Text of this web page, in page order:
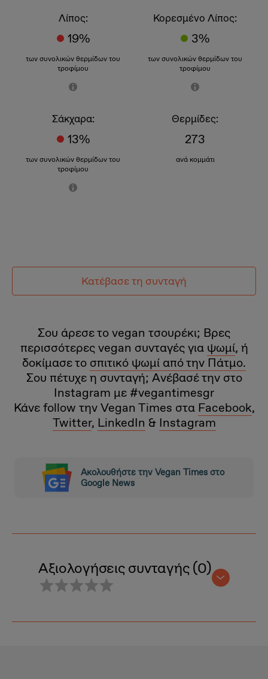
Λίπος:
19%
των συνολικών θερμίδων του
τροφίμου
Κορεσμένο Λίπος:
3%
των συνολικών θερμίδων του
τροφίμου
Σάκχαρα:
13%
των συνολικών θερμίδων του
τροφίμου
Θερμίδες:
273
ανά κομμάτι
Κατέβασε τη συνταγή
Σου άρεσε το vegan τσουρέκι; Βρες
περισσότερες vegan συνταγές για ψωμί, ή
δοκίμασε το σπιτικό ψωμί από την Πάτμο.
Σου πέτυχε η συνταγή; Ανέβασέ την στο
Ιnstagram με #vegantimesgr
Κάνε follow την Vegan Times στα Facebook,
Twitter, LinkedIn & Instagram
Ακολουθήστε την Vegan Times στο
Google News
Αξιολογήσεις συνταγής (0)